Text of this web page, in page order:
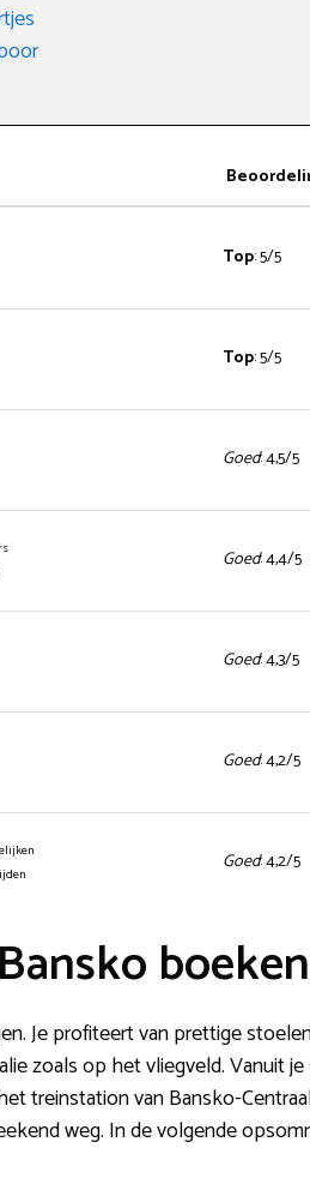
Top: 5/5
Top: 5/5
Goed: 4,5/5
Goed: 4,4/5
Goed: 4,3/5
Goed: 4,2/5
Goed: 4,2/5
boeken
Je profiteert van prettige
zoals op het vliegveld. Vanuit
treinstation van Bansko-
weg. In de volgende